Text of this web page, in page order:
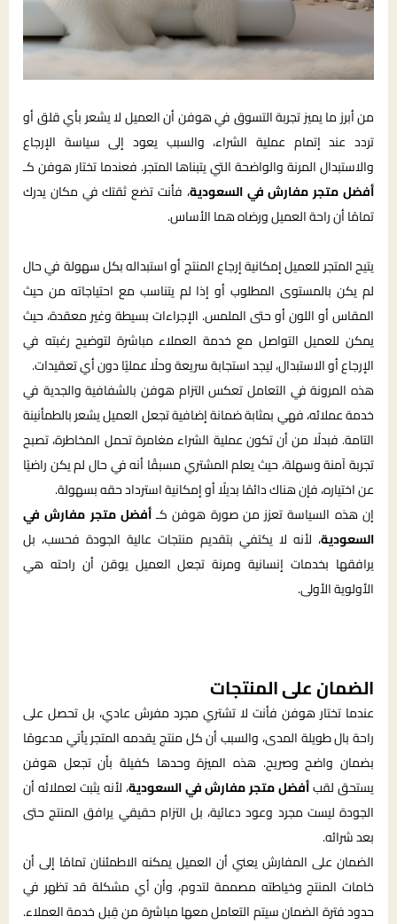
من أبرز ما يميز تجربة التسوق في هوفن أن العميل لا يشعر بأي قلق أو
تردد عند إتمام عملية الشراء، والسبب يعود إلى سياسة الإرجاع
والاستبدال المرنة والواضحة التي يتبناها المتجر. فعندما تختار هوفن كـ
أفضل متجر مفارش في السعودية، فأنت تضع ثقتك في مكان يدرك
تمامًا أن راحة العميل ورضاه هما الأساس.
يتيح المتجر للعميل إمكانية إرجاع المنتج أو استبداله بكل سهولة في حال
لم يكن بالمستوى المطلوب أو إذا لم يتناسب مع احتياجاته من حيث
المقاس أو اللون أو حتى الملمس. الإجراءات بسيطة وغير معقدة، حيث
يمكن للعميل التواصل مع خدمة العملاء مباشرة لتوضيح رغبته في
الإرجاع أو الاستبدال، ليجد استجابة سريعة وحلًا عمليًا دون أي تعقيدات.
هذه المرونة في التعامل تعكس التزام هوفن بالشفافية والجدية في
خدمة عملائه، فهي بمثابة ضمانة إضافية تجعل العميل يشعر بالطمأنينة
التامة. فبدلًا من أن تكون عملية الشراء مغامرة تحمل المخاطرة، تصبح
تجربة آمنة وسهلة، حيث يعلم المشتري مسبقًا أنه في حال لم يكن راضيًا
عن اختياره، فإن هناك دائمًا بديلًا أو إمكانية استرداد حقه بسهولة.
إن هذه السياسة تعزز من صورة هوفن كـأفضل متجر مفارش في
السعودية، لأنه لا يكتفي بتقديم منتجات عالية الجودة فحسب، بل
يرافقها بخدمات إنسانية ومرنة تجعل العميل يوقن أن راحته هي
الأولوية الأولى.
الضمان على المنتجات
عندما تختار هوفن فأنت لا تشتري مجرد مفرش عادي، بل تحصل على
راحة بال طويلة المدى، والسبب أن كل منتج يقدمه المتجر يأتي مدعومًا
بضمان واضح وصريح. هذه الميزة وحدها كفيلة بأن تجعل هوفن
يستحق لقبأفضل متجر مفارش في السعودية، لأنه يثبت لعملائه أن
الجودة ليست مجرد وعود دعائية، بل التزام حقيقي يرافق المنتج حتى
بعد شرائه.
الضمان على المفارش يعني أن العميل يمكنه الاطمئنان تمامًا إلى أن
خامات المنتج وخياطته مصممة لتدوم، وأن أي مشكلة قد تظهر في
حدود فترة الضمان سيتم التعامل معها مباشرة من قِبل خدمة العملاء.